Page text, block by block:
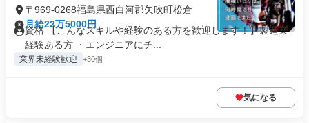
〒969-0268福島県西白河郡矢吹町松倉
月給22万5000円
資格 【こんなスキルや経験のある方を歓迎します！】製造業
経験ある方 ・エンジニアにチ...
業界未経験歓迎 +30個
気になる